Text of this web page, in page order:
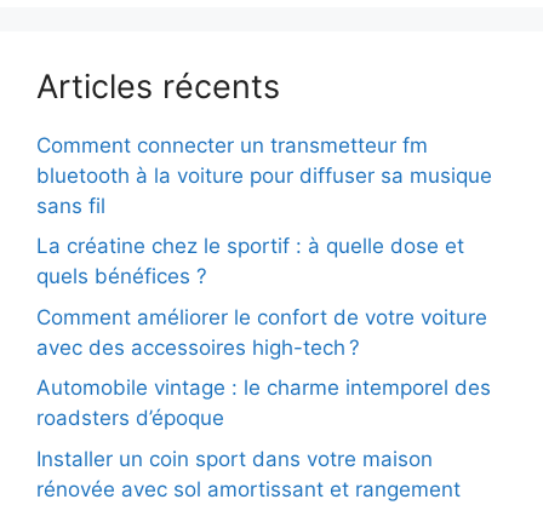
Articles récents
Comment connecter un transmetteur fm
bluetooth à la voiture pour diffuser sa musique
sans fil
La créatine chez le sportif : à quelle dose et
quels bénéfices ?
Comment améliorer le confort de votre voiture
avec des accessoires high-tech ?
Automobile vintage : le charme intemporel des
roadsters d’époque
Installer un coin sport dans votre maison
rénovée avec sol amortissant et rangement